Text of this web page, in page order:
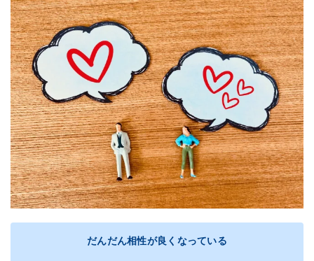
だんだん相性が良くなっている